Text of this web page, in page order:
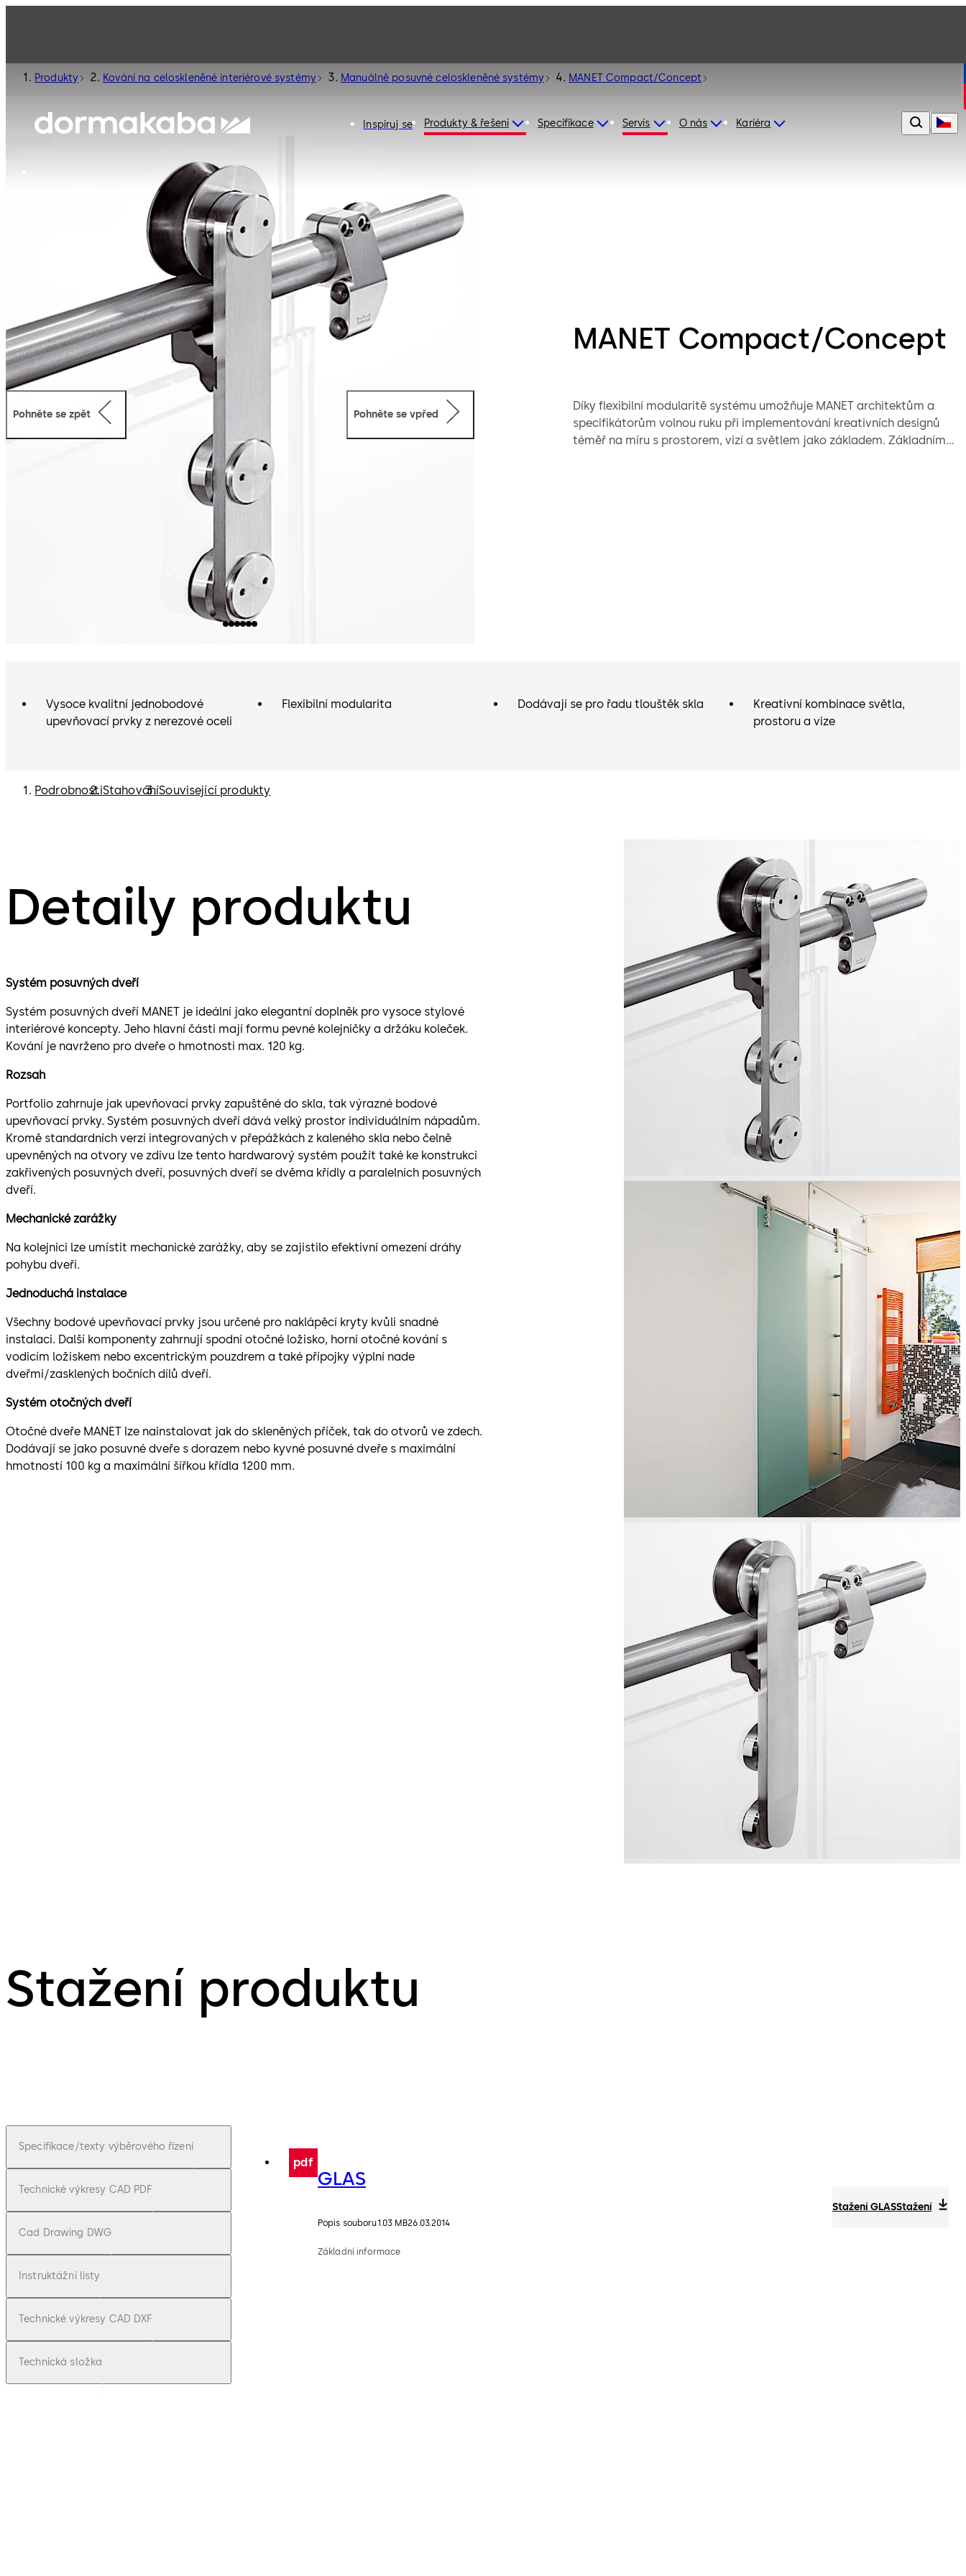
Inspiruj se Produkty & řešení Specifikace Servis O nás Kariéra
Produkty Kování na celoskleněné interiérové systémy Manuálně posuvné celoskleněné systémy MANET Compact/Concept
MANET Compact/Concept
Díky flexibilní modularitě systému umožňuje MANET architektům a
specifikátorům volnou ruku při implementování kreativních designů
téměř na míru s prostorem, vizí a světlem jako základem. Základním
Pohněte se zpět Pohněte se vpřed
Vysoce kvalitní jednobodové
upevňovací prvky z nerezové oceli
Flexibilní modularita Dodávají se pro řadu tlouštěk skla
Kreativní kombinace světla,
prostoru a vize
PodrobnostiStahováníSouvisející produkty
Detaily produktu
Systém posuvných dveří
Systém posuvných dveří MANET je ideální jako elegantní doplněk pro vysoce stylové
interiérové koncepty. Jeho hlavní části mají formu pevné kolejničky a držáku koleček.
Kování je navrženo pro dveře o hmotnosti max. 120 kg.
Rozsah
Portfolio zahrnuje jak upevňovací prvky zapuštěné do skla, tak výrazné bodové
upevňovací prvky. Systém posuvných dveří dává velký prostor individuálním nápadům.
Kromě standardních verzí integrovaných v přepážkách z kaleného skla nebo čelně
upevněných na otvory ve zdivu lze tento hardwarový systém použít také ke konstrukci
zakřivených posuvných dveří, posuvných dveří se dvěma křídly a paralelních posuvných
dveří.
Mechanické zarážky
Na kolejnici lze umístit mechanické zarážky, aby se zajistilo efektivní omezení dráhy
pohybu dveří.
Jednoduchá instalace
Všechny bodové upevňovací prvky jsou určené pro naklápěcí kryty kvůli snadné
instalaci. Další komponenty zahrnují spodní otočné ložisko, horní otočné kování s
vodicím ložiskem nebo excentrickým pouzdrem a také přípojky výplní nade
dveřmi/zasklených bočních dílů dveří.
Systém otočných dveří
Otočné dveře MANET lze nainstalovat jak do skleněných příček, tak do otvorů ve zdech.
Dodávají se jako posuvné dveře s dorazem nebo kyvné posuvné dveře s maximální
hmotností 100 kg a maximální šířkou křídla 1200 mm.
Stažení produktu
Specifikace/texty výběrového řízení
Technické výkresy CAD PDF
Cad Drawing DWG
Instruktážní listy
Technické výkresy CAD DXF
Technická složka
pdf
GLAS
Popis souboru1.03 MB26.03.2014
Základní informace
Stažení GLASStažení